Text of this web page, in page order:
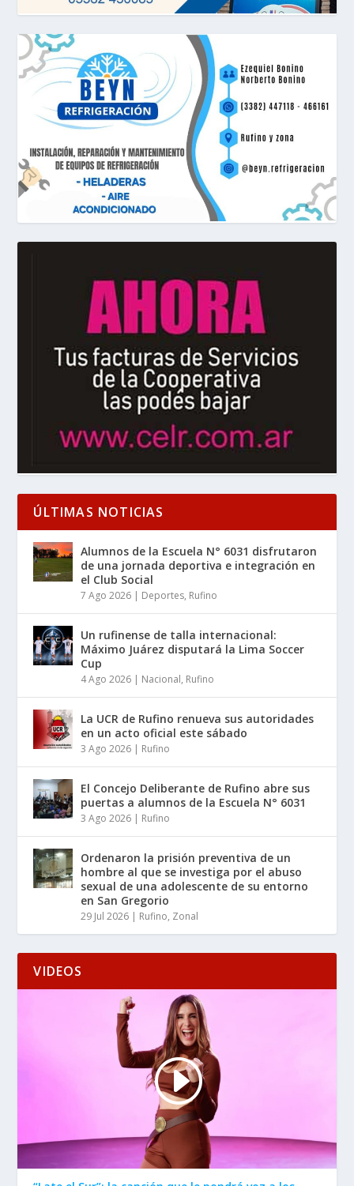
ÚLTIMAS NOTICIAS
Alumnos de la Escuela N° 6031 disfrutaron
de una jornada deportiva e integración en
el Club Social
7 Ago 2026 | Deportes, Rufino
Un rufinense de talla internacional:
Máximo Juárez disputará la Lima Soccer
Cup
4 Ago 2026 | Nacional, Rufino
La UCR de Rufino renueva sus autoridades
en un acto oficial este sábado
3 Ago 2026 | Rufino
El Concejo Deliberante de Rufino abre sus
puertas a alumnos de la Escuela N° 6031
3 Ago 2026 | Rufino
Ordenaron la prisión preventiva de un
hombre al que se investiga por el abuso
sexual de una adolescente de su entorno
en San Gregorio
29 Jul 2026 | Rufino, Zonal
VIDEOS